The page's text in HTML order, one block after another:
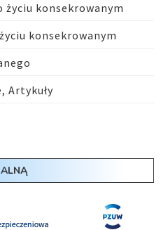
życiu konsekrowanym
konsekrowanym
Artykuły